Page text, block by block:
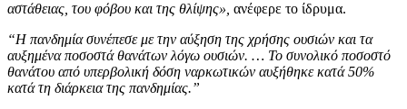
αστάθειας, του φόβου και της θλίψης», ανέφερε το ίδρυμα.
“Η πανδημία συνέπεσε με την αύξηση της χρήσης ουσιών και τα
αυξημένα ποσοστά θανάτων λόγω ουσιών. … Το συνολικό ποσοστό
θανάτου από υπερβολική δόση ναρκωτικών αυξήθηκε κατά 50%
κατά τη διάρκεια της πανδημίας.”